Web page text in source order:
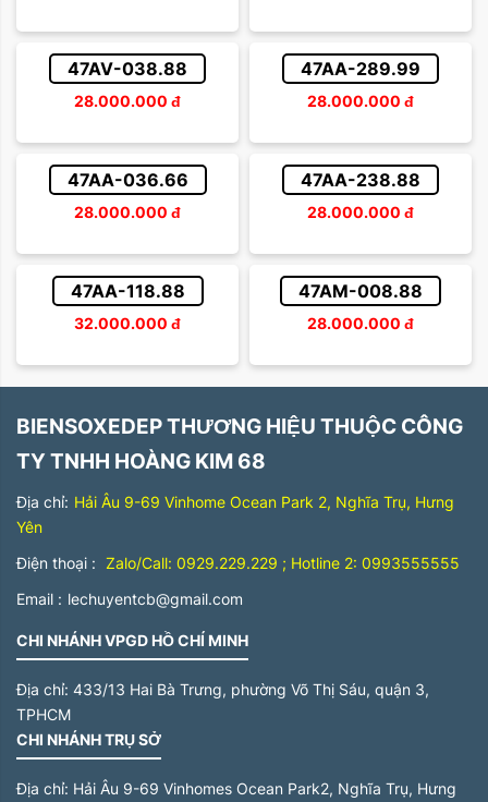
47AV-038.88
28.000.000 đ
47AA-289.99
28.000.000 đ
47AA-036.66
28.000.000 đ
47AA-238.88
28.000.000 đ
47AA-118.88
32.000.000 đ
47AM-008.88
28.000.000 đ
BIENSOXEDEP THƯƠNG HIỆU THUỘC CÔNG
TY TNHH HOÀNG KIM 68
Địa chỉ: Hải Âu 9-69 Vinhome Ocean Park 2, Nghĩa Trụ, Hưng
Yên
Điện thoại : Zalo/Call: 0929.229.229 ; Hotline 2: 0993555555
Email : lechuyentcb@gmail.com
CHI NHÁNH VPGD HỒ CHÍ MINH
Địa chỉ: 433/13 Hai Bà Trưng, phường Võ Thị Sáu, quận 3,
TPHCM
CHI NHÁNH TRỤ SỞ
Địa chỉ: Hải Âu 9-69 Vinhomes Ocean Park2, Nghĩa Trụ, Hưng